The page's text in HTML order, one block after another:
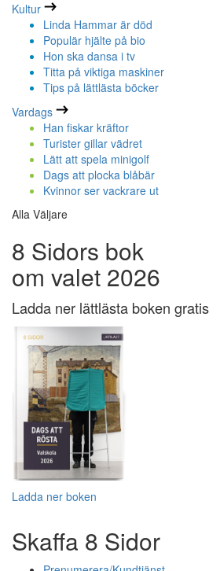
Kultur
Linda Hammar är död
Populär hjälte på bio
Hon ska dansa i tv
Titta på viktiga maskiner
Tips på lättlästa böcker
Vardags
Han fiskar kräftor
Turister gillar vädret
Lätt att spela minigolf
Dags att plocka blåbär
Kvinnor ser vackrare ut
Alla Väljare
8 Sidors bok
om valet 2026
Ladda ner lättlästa boken gratis
Ladda ner boken
Skaffa 8 Sidor